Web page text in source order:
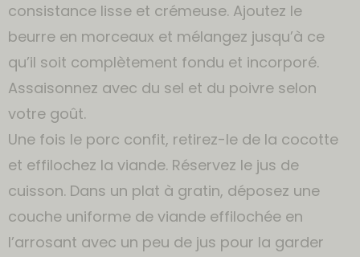
consistance lisse et crémeuse. Ajoutez le
beurre en morceaux et mélangez jusqu’à ce
qu’il soit complètement fondu et incorporé.
Assaisonnez avec du sel et du poivre selon
votre goût.
Une fois le porc confit, retirez-le de la cocotte
et effilochez la viande. Réservez le jus de
cuisson. Dans un plat à gratin, déposez une
couche uniforme de viande effilochée en
l’arrosant avec un peu de jus pour la garder